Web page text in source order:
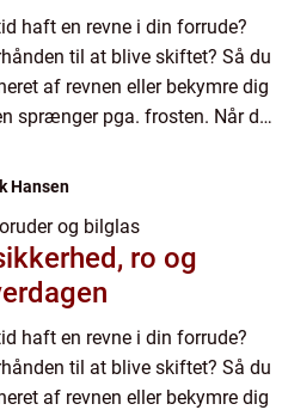
haft en revne i din forrude?
til at blive skiftet? Så du
af revnen eller bekymre dig
sprænger pga. frosten. Når du
Hansen
og bilglas
ro og
haft en revne i din forrude?
til at blive skiftet? Så du
af revnen eller bekymre dig